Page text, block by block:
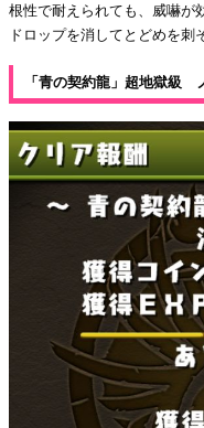
根性で耐えられても、威嚇が
ドロップを消してとどめを刺
「青の契約龍」超地獄級